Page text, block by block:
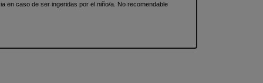
en caso de ser ingeridas por el niño/a. No recomendable